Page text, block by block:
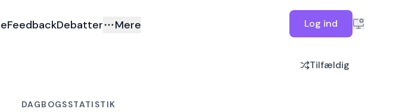
FeedbackDebatter Mere Log ind
Tilfældig
DAGBOGSSTATISTIK